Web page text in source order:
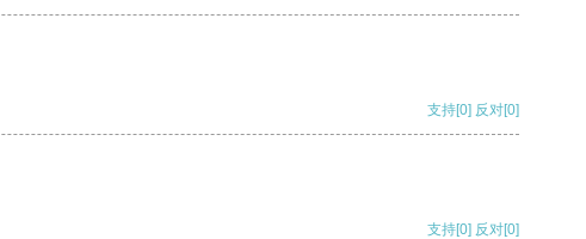
支持[0] 反对[0]
支持[0] 反对[0]